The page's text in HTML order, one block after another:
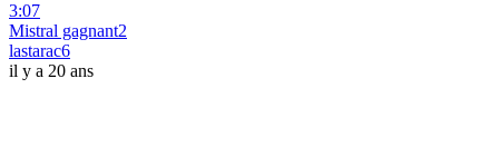
3:07
Mistral gagnant2
lastarac6
il y a 20 ans